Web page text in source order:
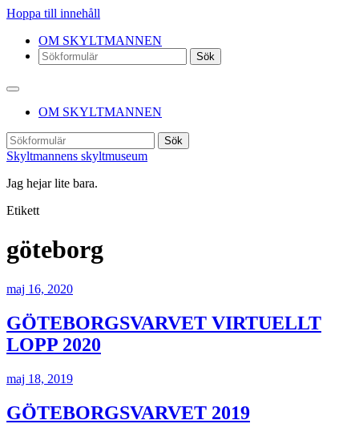
Hoppa till innehåll
OM SKYLTMANNEN
Sök
OM SKYLTMANNEN
Sök
Skyltmannens skyltmuseum
Jag hejar lite bara.
Etikett
göteborg
maj 16, 2020
GÖTEBORGSVARVET VIRTUELLT
LOPP 2020
maj 18, 2019
GÖTEBORGSVARVET 2019